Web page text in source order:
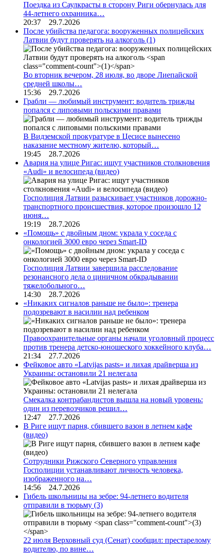
Поездка из Саулкрасты в сторону Риги обернулась для
44-летнего охранника…
20:37 29.7.2026
После убийства педагога: вооруженных полицейских
Латвии будут проверять на алкоголь (1)
Во вторник вечером, 28 июля, во дворе Лиепайской
средней школы…
15:36 29.7.2026
Грабли — любимый инструмент: водитель трижды
попался с липовыми польскими правами
В Видземской прокуратуре в Цесисе вынесено
наказание местному жителю, который…
19:45 28.7.2026
Авария на улице Ригас: ищут участников столкновения
«Audi» и велосипеда (видео)
Госполиция Латвии разыскивает участников дорожно-
транспортного происшествия, которое произошло 12
июня…
19:19 28.7.2026
«Помощь» с двойным дном: украла у соседа с
онкологией 3000 евро через Smart-ID
Госполиция Латвии завершила расследование
резонансного дела о циничном обкрадывании
тяжелобольного…
14:30 28.7.2026
«Никаких сигналов раньше не было»: тренера
подозревают в насилии над ребенком
Правоохранительные органы начали уголовный процесс
против тренера детско-юношеского хоккейного клуба…
21:34 27.7.2026
Фейковое авто «Latvijas pasts» и лихая драйверша из
Украины: остановили 21 нелегала
Смекалка контрабандистов вышла на новый уровень:
один из перевозчиков решил…
12:47 27.7.2026
В Риге ищут парня, сбившего вазон в летнем кафе
(видео)
Сотрудники Рижского Северного управления
Госполиции устанавливают личность человека,
изображенного на…
14:56 24.7.2026
Гибель школьницы на зебре: 94-летнего водителя
отправили в тюрьму (3)
22 июля Верховный суд (Сенат) сообщил: престарелому
водителю, по вине…